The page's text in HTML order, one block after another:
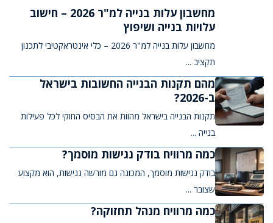
מחשבון עלות בנייה למ"ר 2026 – חישוב
עלויות בנייה ושיפוץ
מחשבון עלות בנייה למ"ר 2026 – כלי אינטראקטיבי לתכנון
תקציב ...
מהם תקנות הבנייה החשובות בישראל
ב-2026?
תקנות הבנייה בישראל מהוות את הבסיס החוקי לכל פעילות
בנייה ...
כמה מרוויח בודק נגישות מוסמך?
בודק נגישות מוסמך, המכונה גם מורשה נגישות, הוא מקצוע
שצובר ...
כמה מרוויח מנהל תחזוקה?